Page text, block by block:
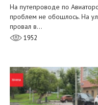
На путепроводе по
проблем не обошлось. На
провал в…
1952